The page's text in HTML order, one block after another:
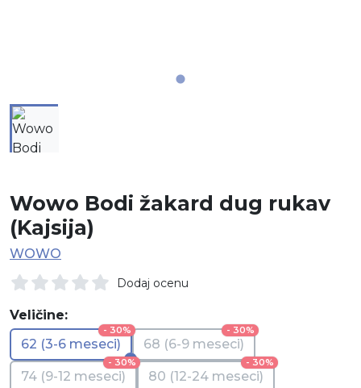
Wowo Bodi žakard dug rukav
(Kajsija)
WOWO
Dodaj ocenu
Veličine:
- 30%
62 (3-6 meseci)
- 30%
68 (6-9 meseci)
- 30%
74 (9-12 meseci)
- 30%
80 (12-24 meseci)